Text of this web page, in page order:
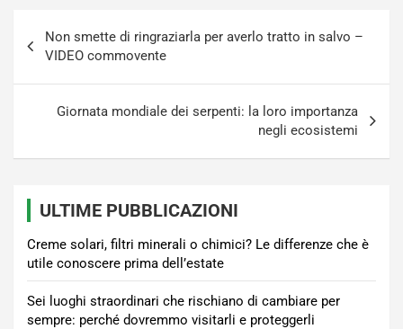
articoli
Non smette di ringraziarla per averlo tratto in salvo –
VIDEO commovente
Giornata mondiale dei serpenti: la loro importanza
negli ecosistemi
ULTIME PUBBLICAZIONI
Creme solari, filtri minerali o chimici? Le differenze che è
utile conoscere prima dell’estate
Sei luoghi straordinari che rischiano di cambiare per
sempre: perché dovremmo visitarli e proteggerli